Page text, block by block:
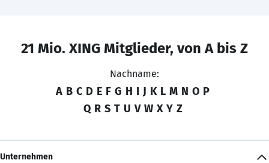
21 Mio. XING Mitglieder, von A bis Z
Nachname:
A B C D E F G H I J K L M N O P
Q R S T U V W X Y Z
Unternehmen